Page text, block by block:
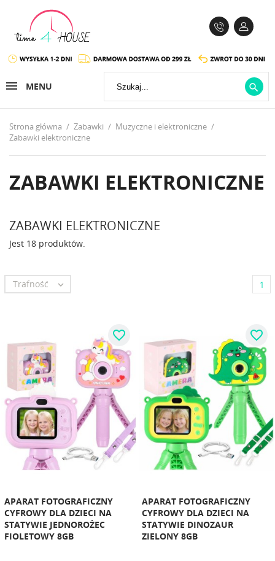
MENU 
Strona główna Zabawki
Muzyczne i elektroniczne
Zabawki elektroniczne
ZABAWKI ELEKTRONICZNE
ZABAWKI ELEKTRONICZNE
Jest 18 produktów.
Trafność  1
APARAT FOTOGRAFICZNY
CYFROWY DLA DZIECI NA
STATYWIE JEDNOROŻEC
FIOLETOWY 8GB
favorite_border
APARAT FOTOGRAFICZNY
CYFROWY DLA DZIECI NA
STATYWIE DINOZAUR
ZIELONY 8GB
favorite_border